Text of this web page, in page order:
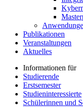
Publikationen
Veranstaltungen
Aktuelles
Informationen für
Studierende
Erstsemester
Studieninteressierte
Schülerinnen und